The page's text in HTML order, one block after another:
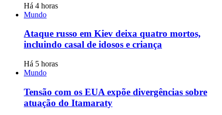
Há 4 horas
Mundo
Ataque russo em Kiev deixa quatro mortos,
incluindo casal de idosos e criança
Há 5 horas
Mundo
Tensão com os EUA expõe divergências sobre
atuação do Itamaraty